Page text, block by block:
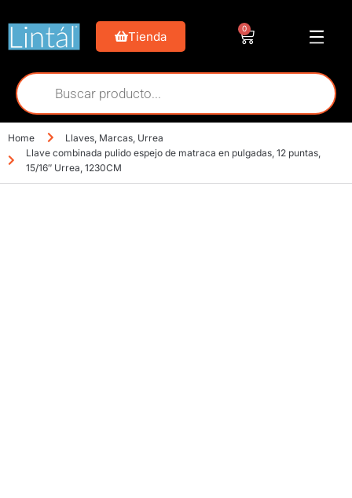
Tienda
0
Home Llaves, Marcas, Urrea
Llave combinada pulido espejo de matraca en pulgadas, 12 puntas,
15/16″ Urrea, 1230CM